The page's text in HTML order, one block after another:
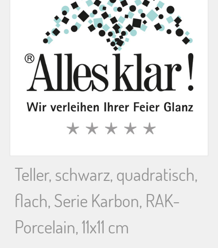
a
h
Teller, schwarz, quadratisch,
flach, Serie Karbon, RAK-
Porcelain, 11x11 cm